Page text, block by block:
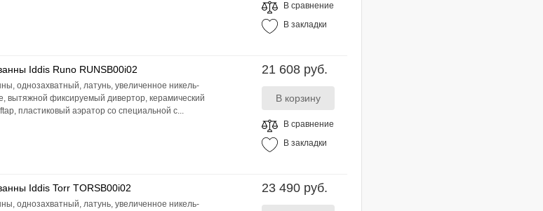
В сравнение
В закладки
Iddis Runo RUNSB00i02
однозахватный, латунь, увеличенное никель-
вытяжной фиксируемый дивертор, керамический
пластиковый аэратор со специальной с...
21 608 руб.
В сравнение
В закладки
Iddis Torr TORSB00i02
однозахватный, латунь, увеличенное никель-
23 490 руб.